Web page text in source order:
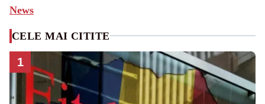
News
CELE MAI CITITE
1